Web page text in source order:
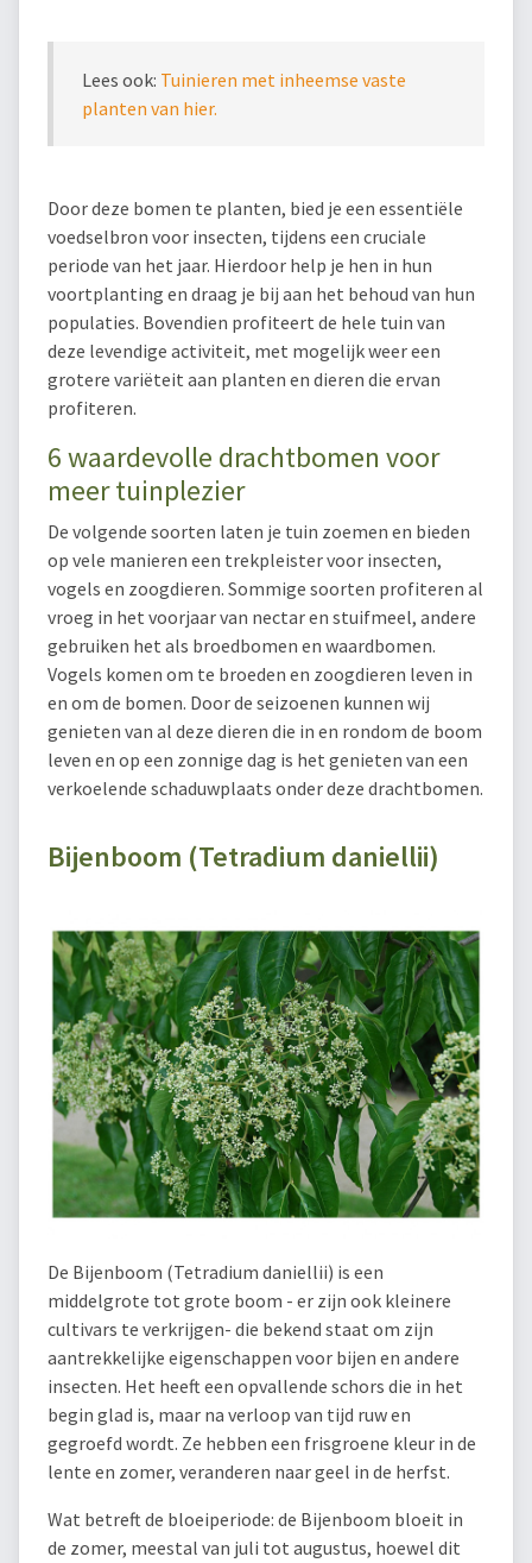
Lees ook: Tuinieren met inheemse vaste
planten van hier.
Door deze bomen te planten, bied je een essentiële
voedselbron voor insecten, tijdens een cruciale
periode van het jaar. Hierdoor help je hen in hun
voortplanting en draag je bij aan het behoud van hun
populaties. Bovendien profiteert de hele tuin van
deze levendige activiteit, met mogelijk weer een
grotere variëteit aan planten en dieren die ervan
profiteren.
6 waardevolle drachtbomen voor
meer tuinplezier
De volgende soorten laten je tuin zoemen en bieden
op vele manieren een trekpleister voor insecten,
vogels en zoogdieren. Sommige soorten profiteren al
vroeg in het voorjaar van nectar en stuifmeel, andere
gebruiken het als broedbomen en waardbomen.
Vogels komen om te broeden en zoogdieren leven in
en om de bomen. Door de seizoenen kunnen wij
genieten van al deze dieren die in en rondom de boom
leven en op een zonnige dag is het genieten van een
verkoelende schaduwplaats onder deze drachtbomen.
Bijenboom (Tetradium daniellii)
De Bijenboom (Tetradium daniellii) is een
middelgrote tot grote boom - er zijn ook kleinere
cultivars te verkrijgen- die bekend staat om zijn
aantrekkelijke eigenschappen voor bijen en andere
insecten. Het heeft een opvallende schors die in het
begin glad is, maar na verloop van tijd ruw en
gegroefd wordt. Ze hebben een frisgroene kleur in de
lente en zomer, veranderen naar geel in de herfst.
Wat betreft de bloeiperiode: de Bijenboom bloeit in
de zomer, meestal van juli tot augustus, hoewel dit